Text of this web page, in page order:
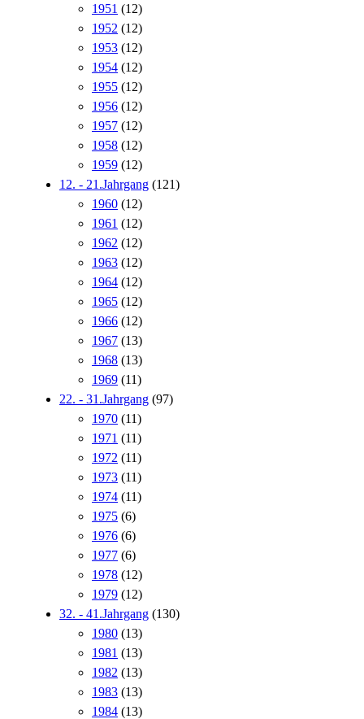
1951 (12)
1952 (12)
1953 (12)
1954 (12)
1955 (12)
1956 (12)
1957 (12)
1958 (12)
1959 (12)
12. - 21.Jahrgang (121)
1960 (12)
1961 (12)
1962 (12)
1963 (12)
1964 (12)
1965 (12)
1966 (12)
1967 (13)
1968 (13)
1969 (11)
22. - 31.Jahrgang (97)
1970 (11)
1971 (11)
1972 (11)
1973 (11)
1974 (11)
1975 (6)
1976 (6)
1977 (6)
1978 (12)
1979 (12)
32. - 41.Jahrgang (130)
1980 (13)
1981 (13)
1982 (13)
1983 (13)
1984 (13)